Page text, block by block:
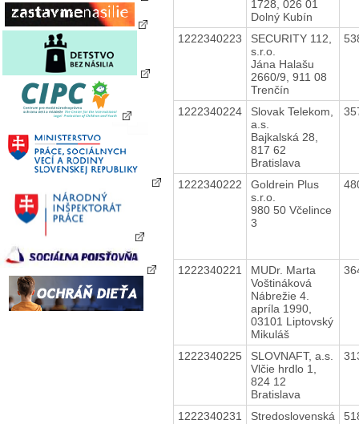
1728, 026 01
Dolný Kubín
1222340223
SECURITY 112,
s.r.o.
Jána Halašu
2660/9, 911 08
Trenčín
1222340224
Slovak Telekom,
a.s.
Bajkalská 28,
817 62
Bratislava
1222340222
Goldrein Plus
s.r.o.
980 50 Včelince
3
1222340221
MUDr. Marta
Voštináková
Nábrežie 4.
apríla 1990,
03101 Liptovský
Mikuláš
1222340225
SLOVNAFT, a.s.
Vlčie hrdlo 1,
824 12
Bratislava
1222340231
Stredoslovenská